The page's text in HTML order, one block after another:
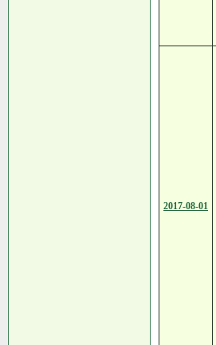
2017-08-01